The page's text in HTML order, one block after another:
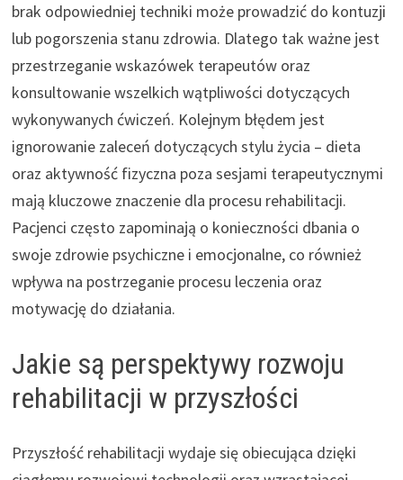
brak odpowiedniej techniki może prowadzić do kontuzji
lub pogorszenia stanu zdrowia. Dlatego tak ważne jest
przestrzeganie wskazówek terapeutów oraz
konsultowanie wszelkich wątpliwości dotyczących
wykonywanych ćwiczeń. Kolejnym błędem jest
ignorowanie zaleceń dotyczących stylu życia – dieta
oraz aktywność fizyczna poza sesjami terapeutycznymi
mają kluczowe znaczenie dla procesu rehabilitacji.
Pacjenci często zapominają o konieczności dbania o
swoje zdrowie psychiczne i emocjonalne, co również
wpływa na postrzeganie procesu leczenia oraz
motywację do działania.
Jakie są perspektywy rozwoju
rehabilitacji w przyszłości
Przyszłość rehabilitacji wydaje się obiecująca dzięki